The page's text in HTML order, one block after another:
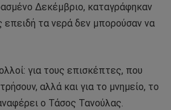
Δεκέμβριο, καταγράφηκαν
τα νερά δεν μπορούσαν να
για τους επισκέπτες, που
αλλά και για το μνημείο, το
ο Τάσος Τανούλας.